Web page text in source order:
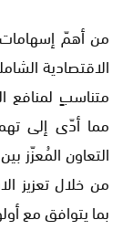
من أهمّ إسهامات
الاقتصادية
متناسبٍ لمنافع
مما أدّى إلى
التعاون المُعزّز
من خلال تعزيز
بما يتوافق مع